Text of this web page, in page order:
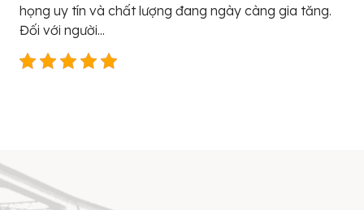
họng uy tín và chất lượng đang ngày càng gia tăng.
Đối với người...